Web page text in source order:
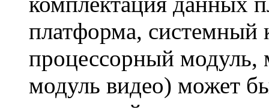
платформа, системный
процессорный модуль,
модуль видео) может